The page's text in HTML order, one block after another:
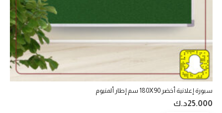
سبورة إعلانية أخضر 180X90 سم إطار ألمنيوم
25.000د.ك